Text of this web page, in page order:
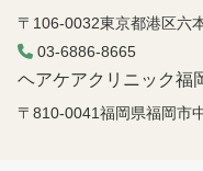
〒106-0032東京都港区六
03-6886-8665
ヘアケアクリニック福
〒810-0041福岡県福岡市